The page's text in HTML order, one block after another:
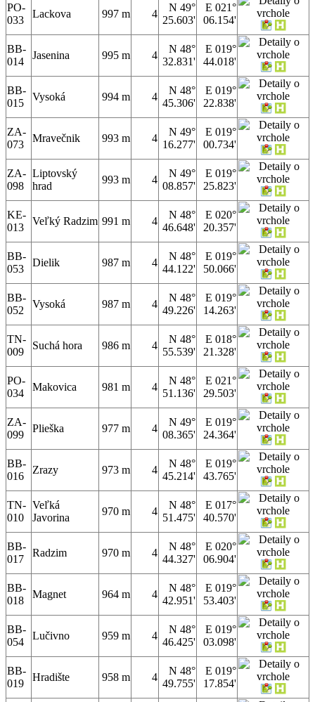
PO-
033
Lackova 997 m 4
N 49°
25.603'
E 021°
06.154'
BB-
014
Jasenina 995 m 4
N 48°
32.831'
E 019°
44.018'
BB-
015
Vysoká 994 m 4
N 48°
45.306'
E 019°
22.838'
ZA-
073
Mravečnik 993 m 4
N 49°
16.277'
E 019°
00.734'
ZA-
098
Liptovský
hrad
993 m 4
N 49°
08.857'
E 019°
25.823'
KE-
013
Veľký Radzim 991 m 4
N 48°
46.648'
E 020°
20.357'
BB-
053
Dielik 987 m 4
N 48°
44.122'
E 019°
50.066'
BB-
052
Vysoká 987 m 4
N 48°
49.226'
E 019°
14.263'
TN-
009
Suchá hora 986 m 4
N 48°
55.539'
E 018°
21.328'
PO-
034
Makovica 981 m 4
N 48°
51.136'
E 021°
29.503'
ZA-
099
Plieška 977 m 4
N 49°
08.365'
E 019°
24.364'
BB-
016
Zrazy 973 m 4
N 48°
45.214'
E 019°
43.765'
TN-
010
Veľká
Javorina
970 m 4
N 48°
51.475'
E 017°
40.570'
BB-
017
Radzim 970 m 4
N 48°
44.327'
E 020°
06.904'
BB-
018
Magnet 964 m 4
N 48°
42.951'
E 019°
53.403'
BB-
054
Lučivno 959 m 4
N 48°
46.425'
E 019°
03.098'
BB-
019
Hradište 958 m 4
N 48°
49.755'
E 019°
17.854'